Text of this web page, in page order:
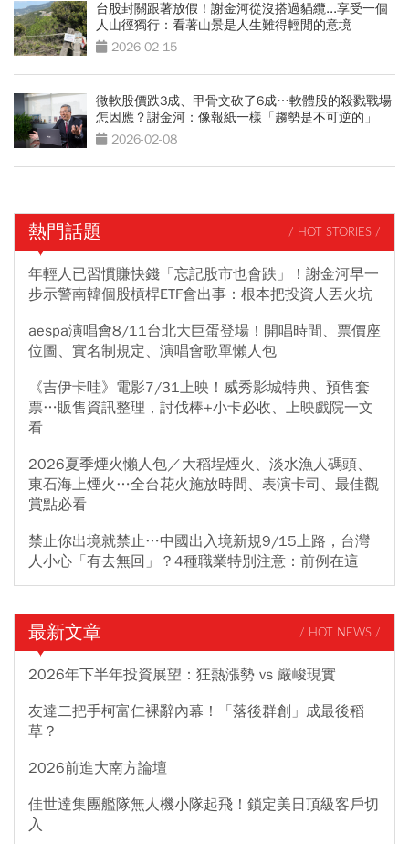
台股封關跟著放假！謝金河從沒搭過貓纜...享受一個
人山徑獨行：看著山景是人生難得輕閒的意境
2026-02-15
微軟股價跌3成、甲骨文砍了6成…軟體股的殺戮戰場
怎因應？謝金河：像報紙一樣「趨勢是不可逆的」
2026-02-08
熱門話題 / HOT STORIES /
年輕人已習慣賺快錢「忘記股市也會跌」！謝金河早一
步示警南韓個股槓桿ETF會出事：根本把投資人丟火坑
aespa演唱會8/11台北大巨蛋登場！開唱時間、票價座
位圖、實名制規定、演唱會歌單懶人包
《吉伊卡哇》電影7/31上映！威秀影城特典、預售套
票…販售資訊整理，討伐棒+小卡必收、上映戲院一文
看
2026夏季煙火懶人包／大稻埕煙火、淡水漁人碼頭、
東石海上煙火…全台花火施放時間、表演卡司、最佳觀
賞點必看
禁止你出境就禁止…中國出入境新規9/15上路，台灣
人小心「有去無回」？4種職業特別注意：前例在這
最新文章 / HOT NEWS /
2026年下半年投資展望：狂熱漲勢 vs 嚴峻現實
友達二把手柯富仁裸辭內幕！「落後群創」成最後稻
草？
2026前進大南方論壇
佳世達集團艦隊無人機小隊起飛！鎖定美日頂級客戶切
入